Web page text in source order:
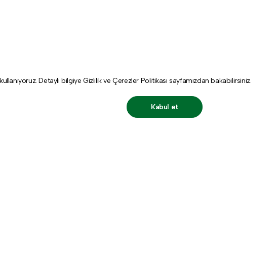
Detaylı bilgiyeGizlilik ve Çerezler Politikasısayfamızdan bakabilirsiniz.
Kabul et